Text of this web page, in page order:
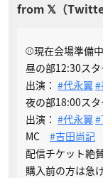
⚾現在会場準備
昼の部12:30スタ
出演： #代永翼 #
夜の部18:00スタ
出演： #代永翼
MC #吉田尚記
配信チケット絶
購入前の方は急